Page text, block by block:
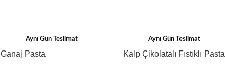
Aynı Gün Teslimat
Ganaj Pasta
Aynı Gün Teslimat
Kalp Çikolatalı Fıstıklı Pasta